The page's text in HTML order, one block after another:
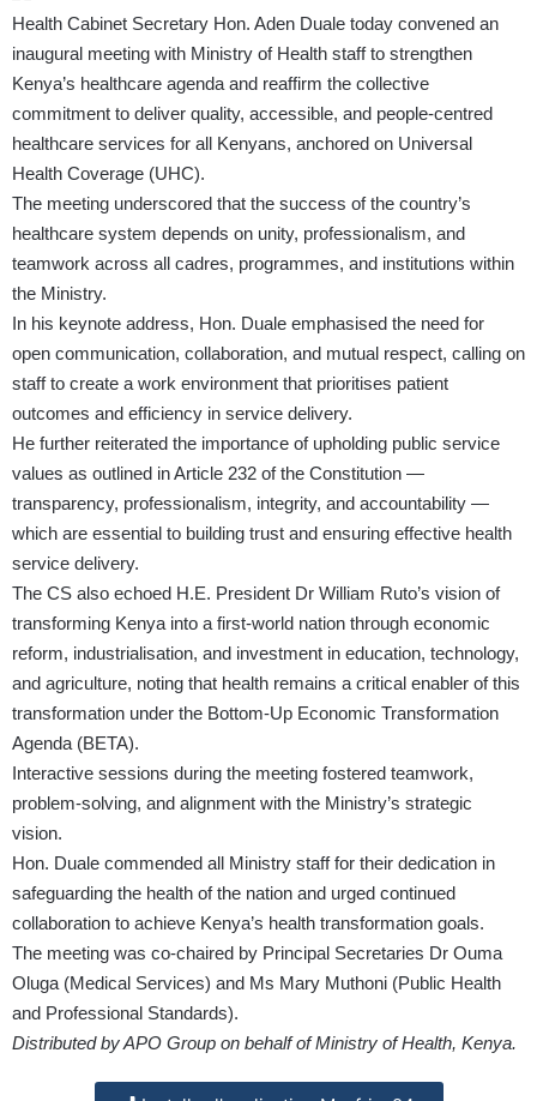
Health Cabinet Secretary Hon. Aden Duale today convened an
inaugural meeting with Ministry of Health staff to strengthen
Kenya’s healthcare agenda and reaffirm the collective
commitment to deliver quality, accessible, and people-centred
healthcare services for all Kenyans, anchored on Universal
Health Coverage (UHC).
The meeting underscored that the success of the country’s
healthcare system depends on unity, professionalism, and
teamwork across all cadres, programmes, and institutions within
the Ministry.
In his keynote address, Hon. Duale emphasised the need for
open communication, collaboration, and mutual respect, calling on
staff to create a work environment that prioritises patient
outcomes and efficiency in service delivery.
He further reiterated the importance of upholding public service
values as outlined in Article 232 of the Constitution —
transparency, professionalism, integrity, and accountability —
which are essential to building trust and ensuring effective health
service delivery.
The CS also echoed H.E. President Dr William Ruto’s vision of
transforming Kenya into a first-world nation through economic
reform, industrialisation, and investment in education, technology,
and agriculture, noting that health remains a critical enabler of this
transformation under the Bottom-Up Economic Transformation
Agenda (BETA).
Interactive sessions during the meeting fostered teamwork,
problem-solving, and alignment with the Ministry’s strategic
vision.
Hon. Duale commended all Ministry staff for their dedication in
safeguarding the health of the nation and urged continued
collaboration to achieve Kenya’s health transformation goals.
The meeting was co-chaired by Principal Secretaries Dr Ouma
Oluga (Medical Services) and Ms Mary Muthoni (Public Health
and Professional Standards).
Distributed by APO Group on behalf of Ministry of Health, Kenya.